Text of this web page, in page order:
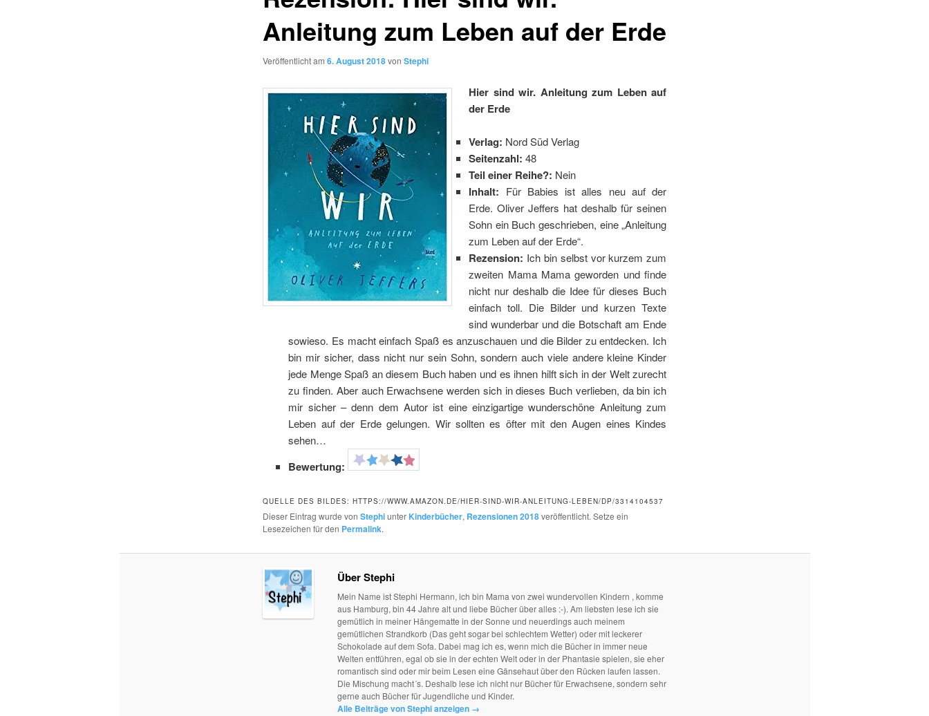
Anleitung zum Leben auf der Erde
Veröffentlicht am 6. August 2018von Stephi
Hier sind wir. Anleitung zum Leben auf
der Erde
Verlag: Nord Süd Verlag
Seitenzahl:48
Teil einer Reihe?: Nein
Inhalt: Für Babies ist alles neu auf der
Erde. Oliver Jeffers hat deshalb für seinen
Sohn ein Buch geschrieben, eine „Anleitung
zum Leben auf der Erde“.
Rezension: Ich bin selbst vor kurzem zum
zweiten Mama Mama geworden und finde
nicht nur deshalb die Idee für dieses Buch
einfach toll. Die Bilder und kurzen Texte
sind wunderbar und die Botschaft am Ende
sowieso. Es macht einfach Spaß es anzuschauen und die Bilder zu entdecken. Ich
bin mir sicher, dass nicht nur sein Sohn, sondern auch viele andere kleine Kinder
jede Menge Spaß an diesem Buch haben und es ihnen hilft sich in der Welt zurecht
zu finden. Aber auch Erwachsene werden sich in dieses Buch verlieben, da bin ich
mir sicher – denn dem Autor ist eine einzigartige wunderschöne Anleitung zum
Leben auf der Erde gelungen. Wir sollten es öfter mit den Augen eines Kindes
sehen…
Bewertung:
QUELLE DES BILDES: HTTPS://WWW.AMAZON.DE/HIER-SIND-WIR-ANLEITUNG-LEBEN/DP/3314104537
Dieser Eintrag wurde von Stephiunter Kinderbücher, Rezensionen 2018veröffentlicht. Setze ein
Lesezeichen für den Permalink.
Über Stephi
Mein Name ist Stephi Hermann, ich bin Mama von zwei wundervollen Kindern , komme
aus Hamburg, bin 44 Jahre alt und liebe Bücher über alles :-). Am liebsten lese ich sie
gemütlich in meiner Hängematte in der Sonne und neuerdings auch meinem
gemütlichen Strandkorb (Das geht sogar bei schlechtem Wetter) oder mit leckerer
Schokolade auf dem Sofa. Dabei mag ich es, wenn mich die Bücher in immer neue
Welten entführen, egal ob sie in der echten Welt oder in der Phantasie spielen, sie eher
romantisch sind oder mir beim Lesen eine Gänsehaut über den Rücken laufen lassen.
Die Mischung macht´s. Deshalb lese ich nicht nur Bücher für Erwachsene, sondern sehr
gerne auch Bücher für Jugendliche und Kinder.
Alle Beiträge von Stephi anzeigen →